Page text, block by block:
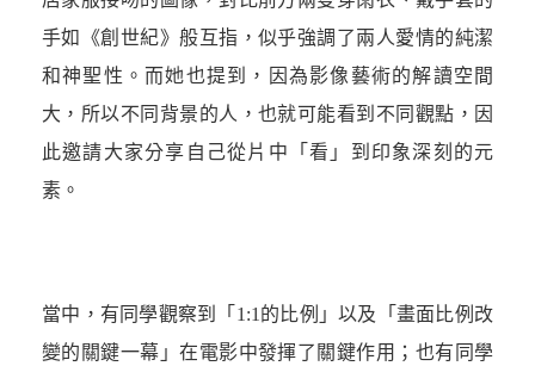
手如《創世紀》般互指，似乎強調了兩人愛情的純潔
和神聖性。而她也提到，因為影像藝術的解讀空間
大，所以不同背景的人，也就可能看到不同觀點，因
此邀請大家分享自己從片中「看」到印象深刻的元
素。
當中，有同學觀察到「1:1的比例」以及「畫面比例改
變的關鍵一幕」在電影中發揮了關鍵作用；也有同學